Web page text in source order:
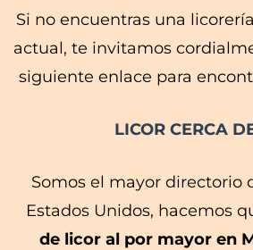
Si no encuentras una
actual, te invitamos
siguiente enlace para
LICOR CERCA
Somos el mayor directorio
Estados Unidos, hacemos
de licor al por mayor en